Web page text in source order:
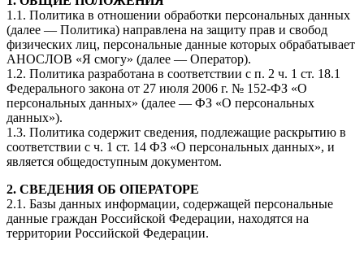
1.1. Политика в отношении обработки персональных данных
(далее — Политика) направлена на защиту прав и свобод
физических лиц, персональные данные которых обрабатывает
АНОСЛОВ «Я смогу» (далее — Оператор).
1.2. Политика разработана в соответствии с п. 2 ч. 1 ст. 18.1
Федерального закона от 27 июля 2006 г. № 152-ФЗ «О
персональных данных» (далее — ФЗ «О персональных
данных»).
1.3. Политика содержит сведения, подлежащие раскрытию в
соответствии с ч. 1 ст. 14 ФЗ «О персональных данных», и
является общедоступным документом.
2. СВЕДЕНИЯ ОБ ОПЕРАТОРЕ
2.1. Базы данных информации, содержащей персональные
данные граждан Российской Федерации, находятся на
территории Российской Федерации.